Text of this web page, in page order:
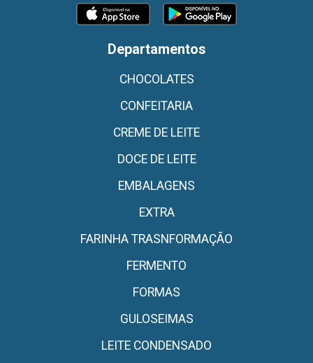
Departamentos
CHOCOLATES
CONFEITARIA
CREME DE LEITE
DOCE DE LEITE
EMBALAGENS
EXTRA
FARINHA TRASNFORMAÇÃO
FERMENTO
FORMAS
GULOSEIMAS
LEITE CONDENSADO